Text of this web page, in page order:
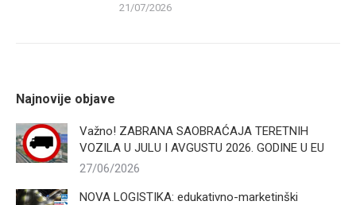
21/07/2026
Najnovije objave
Važno! ZABRANA SAOBRAĆAJA TERETNIH
VOZILA U JULU I AVGUSTU 2026. GODINE U EU
27/06/2026
NOVA LOGISTIKA: edukativno-marketinški